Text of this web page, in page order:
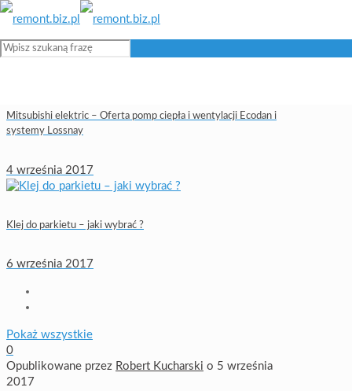
Mitsubishi elektric – Oferta pomp ciepła i wentylacji Ecodan i
systemy Lossnay
4 września 2017
Klej do parkietu – jaki wybrać ?
6 września 2017
Pokaż wszystkie
0
Opublikowane przez Robert Kucharski o 5 września
2017